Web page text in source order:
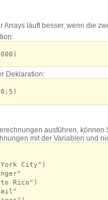
läuft besser, wenn die
Deklaration:
ausführen,
mit der Variablen und
York City")
Rico")